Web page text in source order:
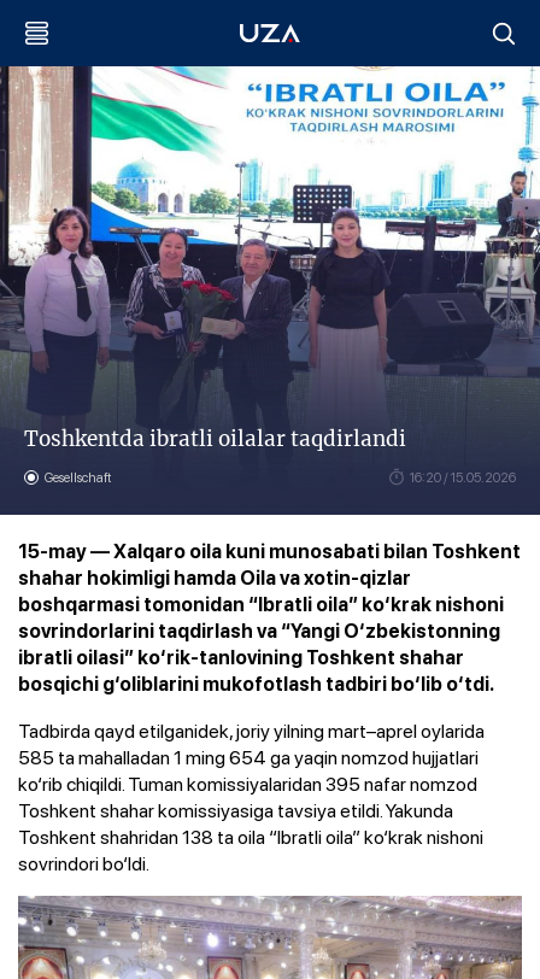
Toshkentda ibratli oilalar taqdirlandi
Gesellschaft 16:20 / 15.05.2026
15-may — Xalqaro oila kuni munosabati bilan Toshkent
shahar hokimligi hamda Oila va xotin-qizlar
boshqarmasi tomonidan “Ibratli oila” ko‘krak nishoni
sovrindorlarini taqdirlash va “Yangi O‘zbekistonning
ibratli oilasi” ko‘rik-tanlovining Toshkent shahar
bosqichi g‘oliblarini mukofotlash tadbiri bo‘lib o‘tdi.
Tadbirda qayd etilganidek, joriy yilning mart–aprel oylarida
585 ta mahalladan 1 ming 654 ga yaqin nomzod hujjatlari
ko‘rib chiqildi. Tuman komissiyalaridan 395 nafar nomzod
Toshkent shahar komissiyasiga tavsiya etildi. Yakunda
Toshkent shahridan 138 ta oila “Ibratli oila” ko‘krak nishoni
sovrindori bo‘ldi.